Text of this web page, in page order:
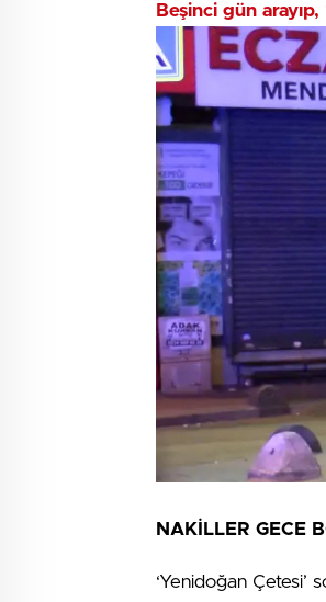
Beşinci gün
NAKİLLER GECE
‘Yenidoğan Çetesi’